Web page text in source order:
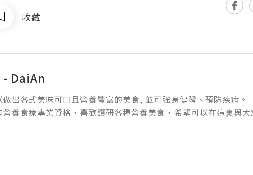
收藏
- DaiAn
做出各式美味可口且營養豐富的美食, 並可強身健體、預防疾病。
養食療專業資格，喜歡鑽研各種營養美食，希望可以在這裏與